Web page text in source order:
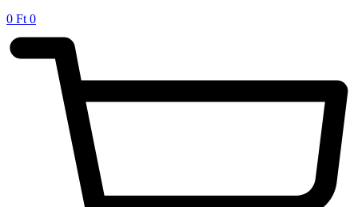
0 Ft 0